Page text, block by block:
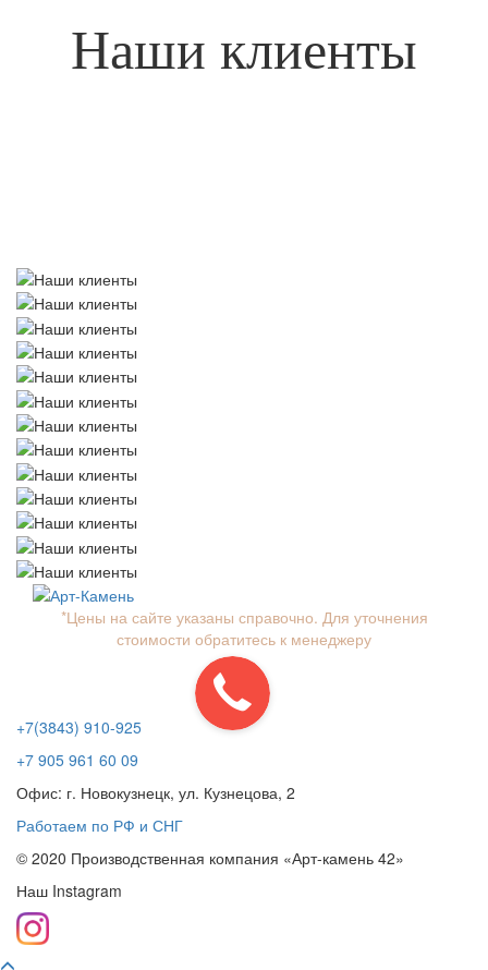
Наши клиенты
*Цены на сайте указаны справочно. Для уточнения
стоимости обратитесь к менеджеру
+7(3843) 910-925
+7 905 961 60 09
Офис: г. Новокузнецк, ул. Кузнецова, 2
Работаем по РФ и СНГ
© 2020 Производственная компания «Арт-камень 42»
Наш Instagram